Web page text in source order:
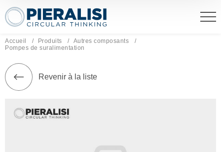
Pieralisi Maip Spa
Accueil Produits
Autres composants
Page actuelle:
Pompes de suralimentation
Revenir à la liste